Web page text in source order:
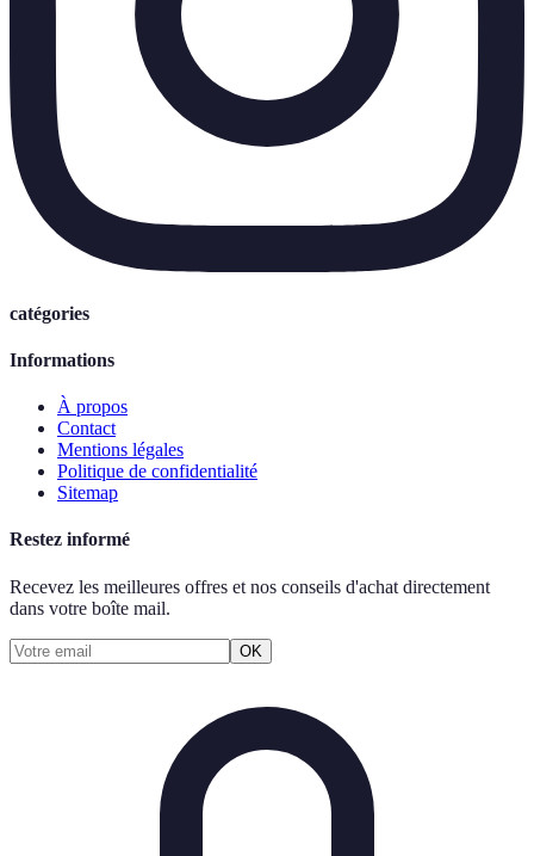
catégories
Informations
À propos
Contact
Mentions légales
Politique de confidentialité
Sitemap
Restez informé
Recevez les meilleures offres et nos conseils d'achat directement
dans votre boîte mail.
OK